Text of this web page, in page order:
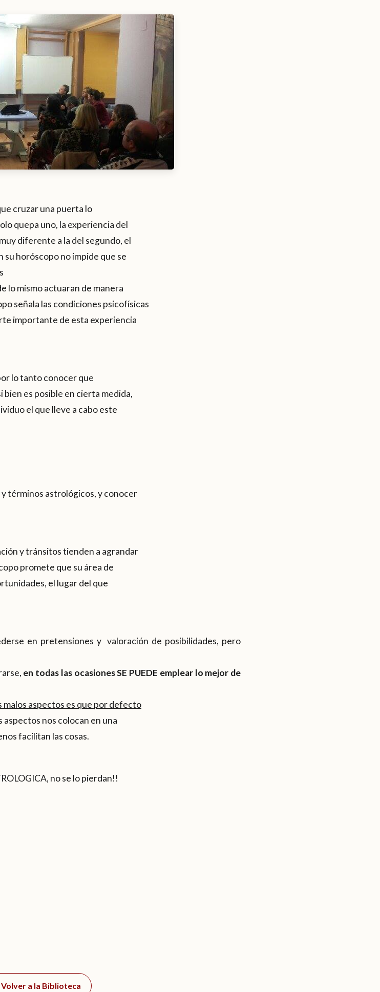
cruzar una puerta lo
quepa uno, la experiencia del
diferente a la del segundo, el
su horóscopo no impide que se
lo mismo actuaran de manera
señala las condiciones psicofísicas
importante de esta experiencia
lo tanto conocer que
es posible en cierta medida,
el que lleve a cabo este
términos astrológicos, y conocer
y tránsitos tienden a agrandar
promete que su área de
el lugar del que
en pretensiones y valoración de posibilidades, pero
en todas las ocasiones SE PUEDE emplear lo mejor de
aspectos es que por defecto
aspectos nos colocan en una
facilitan las cosas.
no se lo pierdan!!
a la Biblioteca